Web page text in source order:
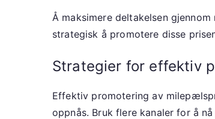
Å maksimere deltakelsen
strategisk å promotere disse
Strategier for effektiv
Effektiv promotering av
oppnås. Bruk flere kanaler for å